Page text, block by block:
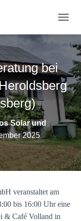
A
A
T
I
O
N
U
M
S
C
H
A
N
bei
Solar und
2025
veranstaltet am
bis 16:00 Uhr eine
& Café Volland in